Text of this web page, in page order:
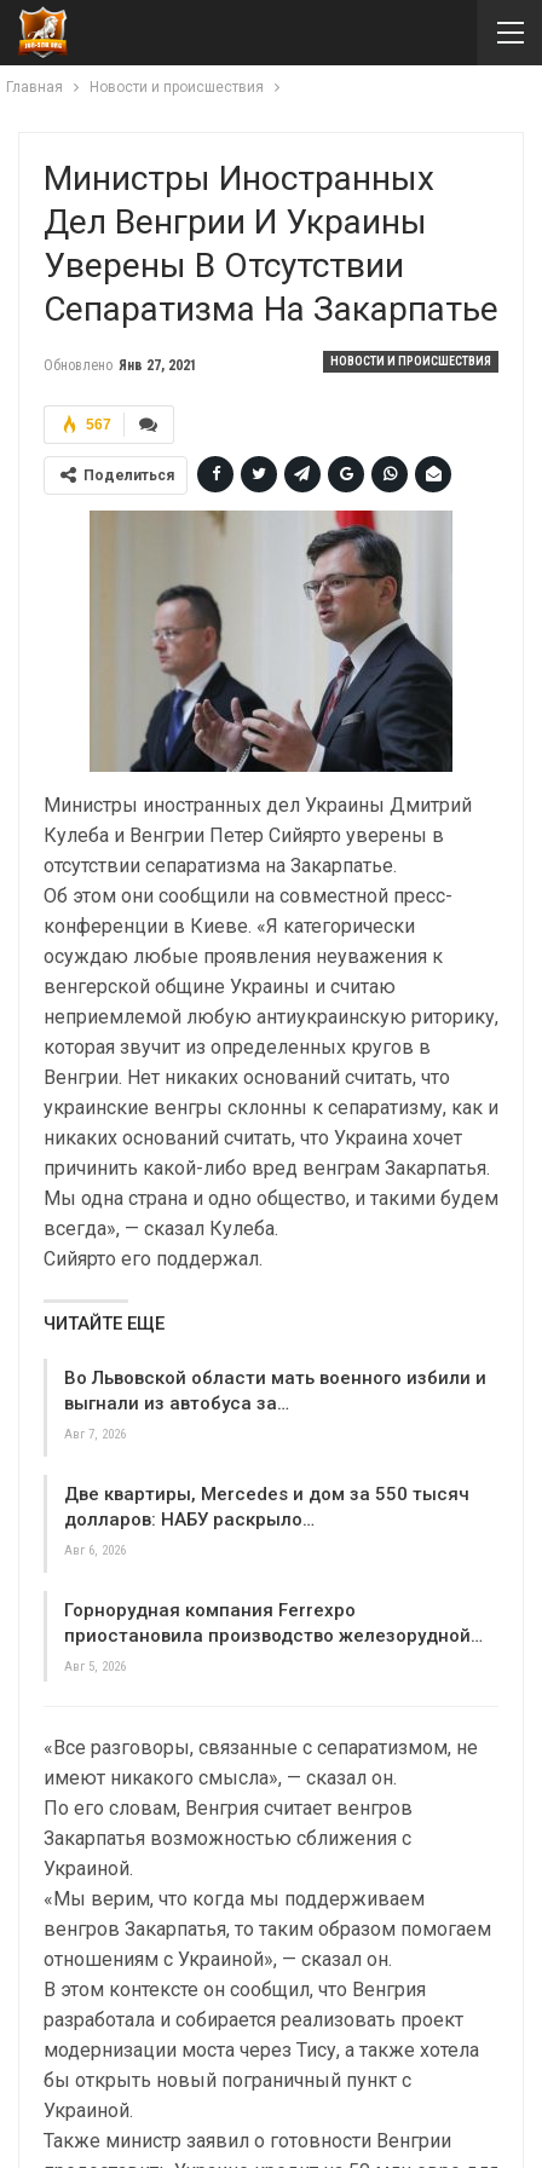
Главная Новости и происшествия
Министры Иностранных
Дел Венгрии И Украины
Уверены В Отсутствии
Сепаратизма На Закарпатье
НОВОСТИ И ПРОИСШЕСТВИЯ
Обновлено Янв 27, 2021
567
Поделиться
Министры иностранных дел Украины Дмитрий
Кулеба и Венгрии Петер Сийярто уверены в
отсутствии сепаратизма на Закарпатье.
Об этом они сообщили на совместной пресс-
конференции в Киеве. «Я категорически
осуждаю любые проявления неуважения к
венгерской общине Украины и считаю
неприемлемой любую антиукраинскую риторику,
которая звучит из определенных кругов в
Венгрии. Нет никаких оснований считать, что
украинские венгры склонны к сепаратизму, как и
никаких оснований считать, что Украина хочет
причинить какой-либо вред венграм Закарпатья.
Мы одна страна и одно общество, и такими будем
всегда», — сказал Кулеба.
Сийярто его поддержал.
ЧИТАЙТЕ ЕЩЕ
Во Львовской области мать военного избили и
выгнали из автобуса за…
Авг 7, 2026
Две квартиры, Mercedes и дом за 550 тысяч
долларов: НАБУ раскрыло…
Авг 6, 2026
Горнорудная компания Ferrexpo
приостановила производство железорудной…
Авг 5, 2026
«Все разговоры, связанные с сепаратизмом, не
имеют никакого смысла», — сказал он.
По его словам, Венгрия считает венгров
Закарпатья возможностью сближения с
Украиной.
«Мы верим, что когда мы поддерживаем
венгров Закарпатья, то таким образом помогаем
отношениям с Украиной», — сказал он.
В этом контексте он сообщил, что Венгрия
разработала и собирается реализовать проект
модернизации моста через Тису, а также хотела
бы открыть новый пограничный пункт с
Украиной.
Также министр заявил о готовности Венгрии